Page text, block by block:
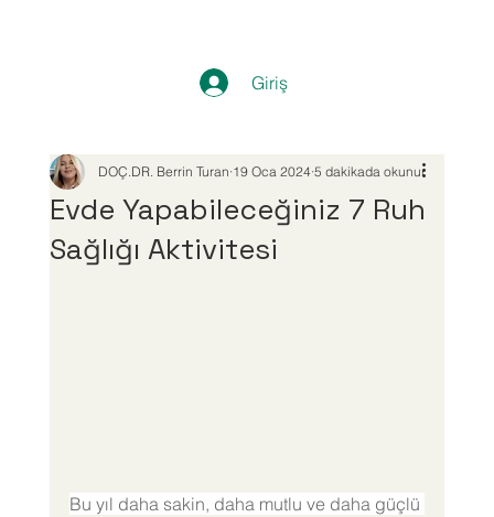
Giriş
Evde Yapabileceğiniz 7 Ruh
Sağlığı Aktivitesi
DOÇ.DR. Berrin Turan 19 Oca 2024 5 dakikada okunur
Bu yıl daha sakin, daha mutlu ve daha güçlü